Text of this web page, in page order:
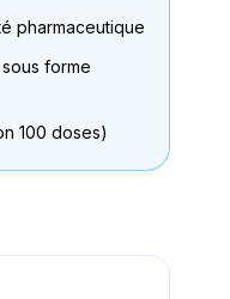
pharmaceutique
forme
100 doses)